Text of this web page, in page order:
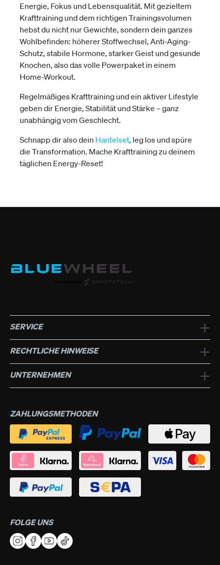
Energie, Fokus und Lebensqualität. Mit gezieltem
Krafttraining und dem richtigen Trainingsvolumen
hebst du nicht nur Gewichte, sondern dein ganzes
Wohlbefinden: höherer Stoffwechsel, Anti-Aging-
Schutz, stabile Hormone, starker Geist und gesunde
Knochen, also das volle Powerpaket in einem
Home-Workout.
Regelmäßiges Krafttraining und ein aktiver Lifestyle
geben dir Energie, Stabilität und Stärke – ganz
unabhängig vom Geschlecht.
Schnapp dir also dein Hantelset, leg los und spüre
die Transformation. Mache Krafttraining zu deinem
täglichen Energy-Reset!
SERVICE
RECHTLICHE HINWEISE
UNTERNEHMEN
ZAHLUNGSMETHODEN
FOLGE UNS